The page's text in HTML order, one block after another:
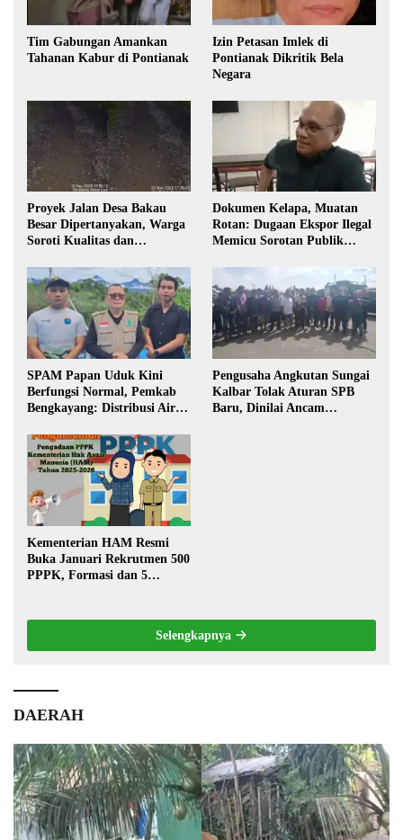
Tim Gabungan Amankan
Tahanan Kabur di Pontianak
Izin Petasan Imlek di
Pontianak Dikritik Bela
Negara
Proyek Jalan Desa Bakau
Besar Dipertanyakan, Warga
Soroti Kualitas dan
Pembangunan
Dokumen Kelapa, Muatan
Rotan: Dugaan Ekspor Ilegal
Memicu Sorotan Publik
SPAM Papan Uduk Kini
Berfungsi Normal, Pemkab
Bengkayang: Distribusi Air
Warga
Pengusaha Angkutan Sungai
Kalbar Tolak Aturan SPB
Baru, Dinilai Ancam
Kementerian HAM Resmi
Buka Januari Rekrutmen 500
PPPK, Formasi dan 5
Selengkapnya
DAERAH